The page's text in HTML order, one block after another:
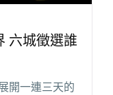
六城徵選誰
開一連三天的